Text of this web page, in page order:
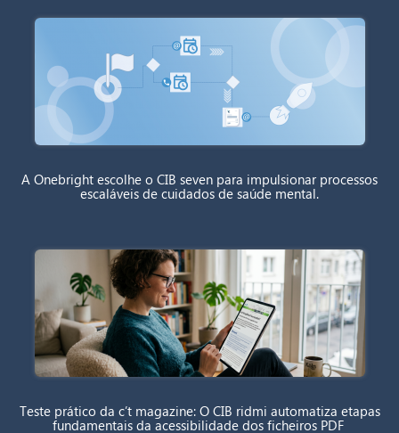
A Onebright escolhe o CIB seven para impulsionar processos
escaláveis de cuidados de saúde mental.
Teste prático da c’t magazine: O CIB ridmi automatiza etapas
fundamentais da acessibilidade dos ficheiros PDF